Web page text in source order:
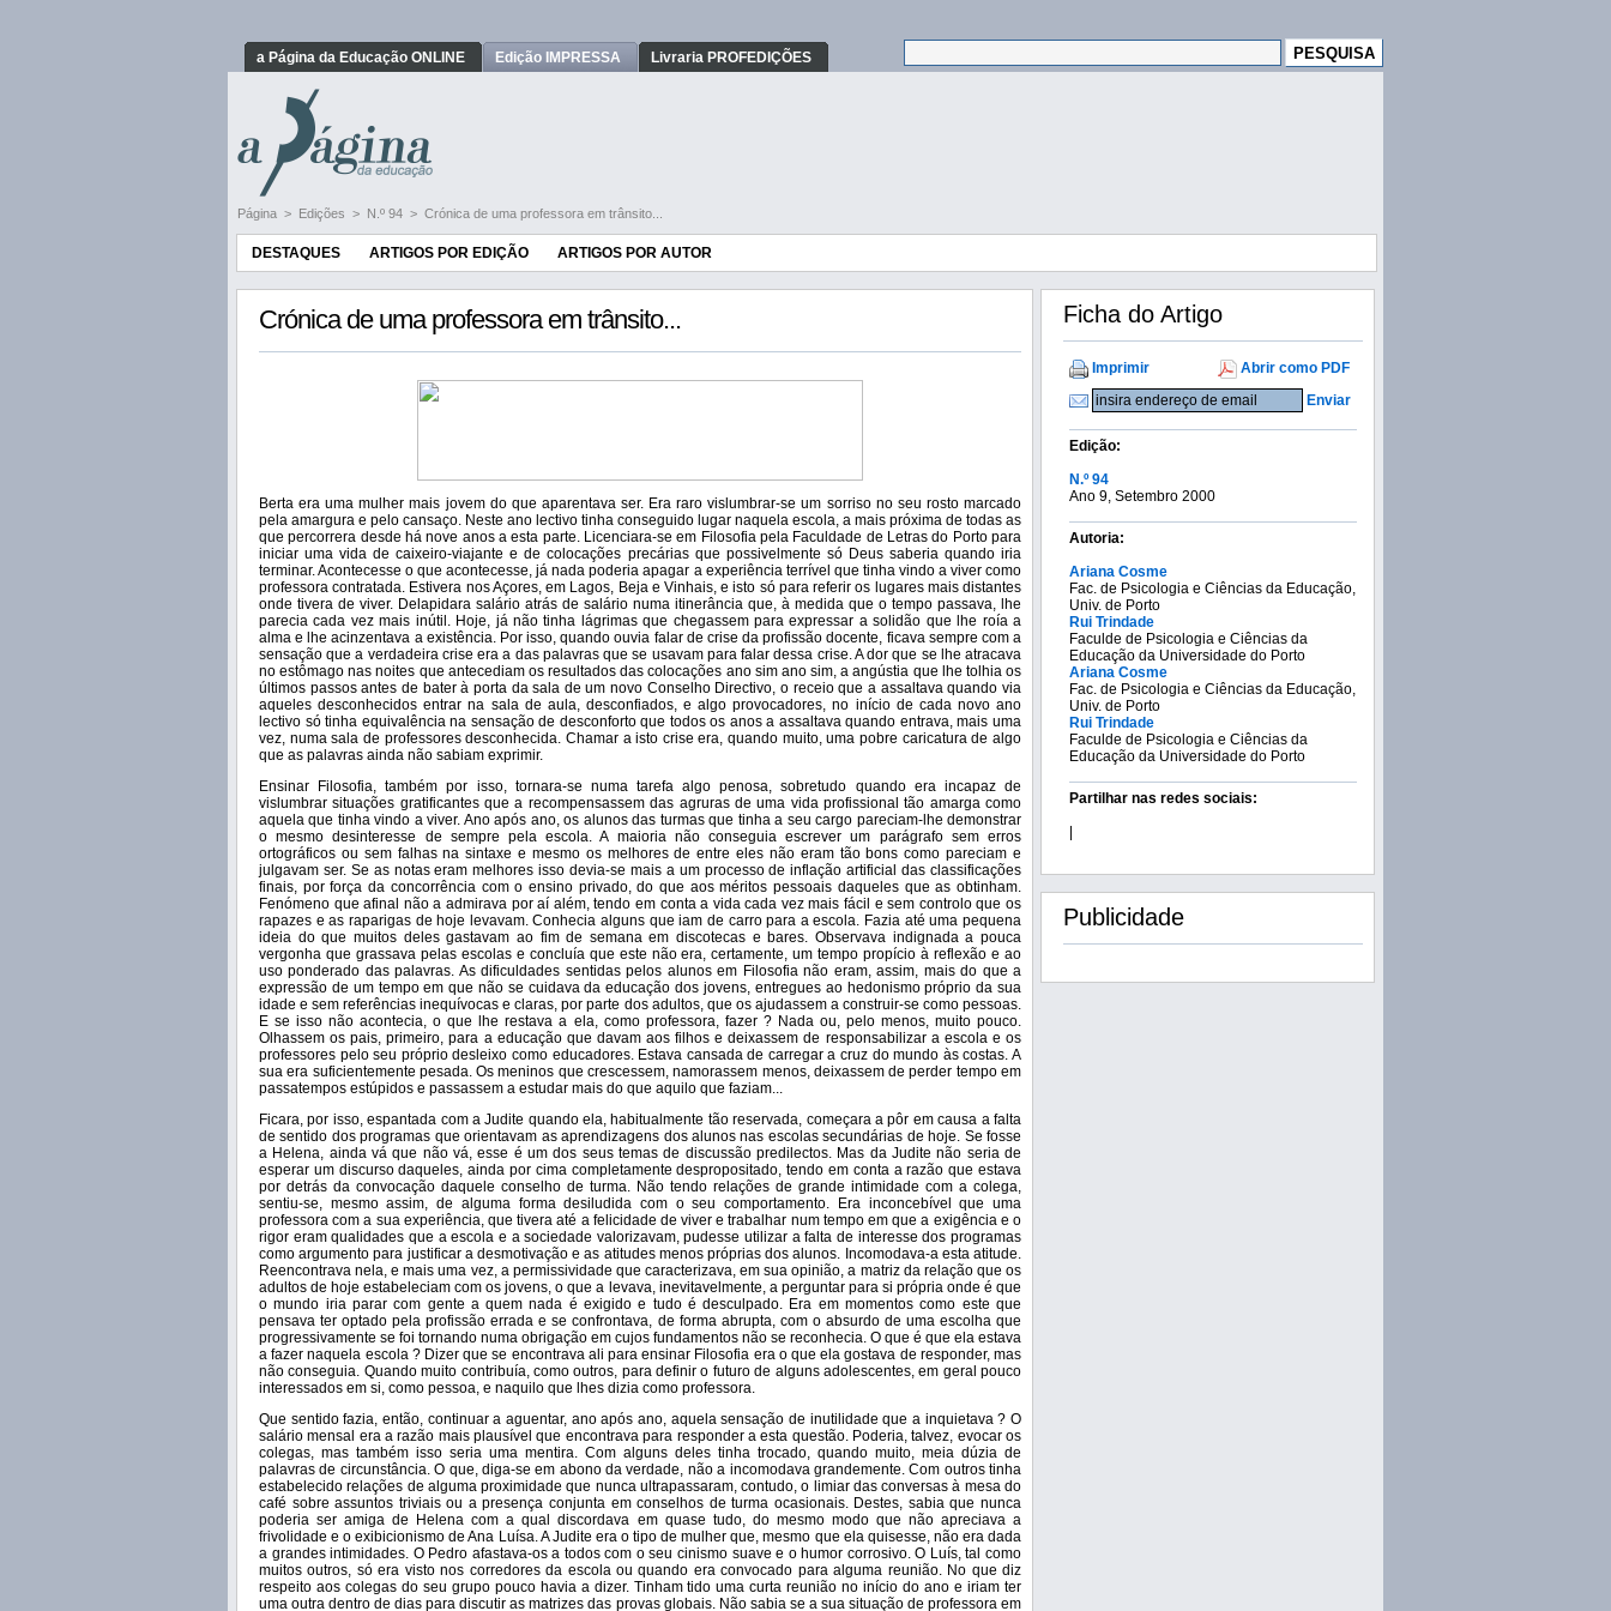
a Página da Educação ONLINE Edição IMPRESSA Livraria PROFEDIÇÕES
Página > Edições > N.º 94 > Crónica de uma professora em trânsito...
DESTAQUES ARTIGOS POR EDIÇÃO ARTIGOS POR AUTOR
Crónica de uma professora em trânsito...
Berta era uma mulher mais jovem do que aparentava ser. Era raro vislumbrar-se um sorriso no seu rosto marcado
pela amargura e pelo cansaço. Neste ano lectivo tinha conseguido lugar naquela escola, a mais próxima de todas as
que percorrera desde há nove anos a esta parte. Licenciara-se em Filosofia pela Faculdade de Letras do Porto para
iniciar uma vida de caixeiro-viajante e de colocações precárias que possivelmente só Deus saberia quando iria
terminar. Acontecesse o que acontecesse, já nada poderia apagar a experiência terrível que tinha vindo a viver como
professora contratada. Estivera nos Açores, em Lagos, Beja e Vinhais, e isto só para referir os lugares mais distantes
onde tivera de viver. Delapidara salário atrás de salário numa itinerância que, à medida que o tempo passava, lhe
parecia cada vez mais inútil. Hoje, já não tinha lágrimas que chegassem para expressar a solidão que lhe roía a
alma e lhe acinzentava a existência. Por isso, quando ouvia falar de crise da profissão docente, ficava sempre com a
sensação que a verdadeira crise era a das palavras que se usavam para falar dessa crise. A dor que se lhe atracava
no estômago nas noites que antecediam os resultados das colocações ano sim ano sim, a angústia que lhe tolhia os
últimos passos antes de bater à porta da sala de um novo Conselho Directivo, o receio que a assaltava quando via
aqueles desconhecidos entrar na sala de aula, desconfiados, e algo provocadores, no início de cada novo ano
lectivo só tinha equivalência na sensação de desconforto que todos os anos a assaltava quando entrava, mais uma
vez, numa sala de professores desconhecida. Chamar a isto crise era, quando muito, uma pobre caricatura de algo
que as palavras ainda não sabiam exprimir.
Ensinar Filosofia, também por isso, tornara-se numa tarefa algo penosa, sobretudo quando era incapaz de
vislumbrar situações gratificantes que a recompensassem das agruras de uma vida profissional tão amarga como
aquela que tinha vindo a viver. Ano após ano, os alunos das turmas que tinha a seu cargo pareciam-lhe demonstrar
o mesmo desinteresse de sempre pela escola. A maioria não conseguia escrever um parágrafo sem erros
ortográficos ou sem falhas na sintaxe e mesmo os melhores de entre eles não eram tão bons como pareciam e
julgavam ser. Se as notas eram melhores isso devia-se mais a um processo de inflação artificial das classificações
finais, por força da concorrência com o ensino privado, do que aos méritos pessoais daqueles que as obtinham.
Fenómeno que afinal não a admirava por aí além, tendo em conta a vida cada vez mais fácil e sem controlo que os
rapazes e as raparigas de hoje levavam. Conhecia alguns que iam de carro para a escola. Fazia até uma pequena
ideia do que muitos deles gastavam ao fim de semana em discotecas e bares. Observava indignada a pouca
vergonha que grassava pelas escolas e concluía que este não era, certamente, um tempo propício à reflexão e ao
uso ponderado das palavras. As dificuldades sentidas pelos alunos em Filosofia não eram, assim, mais do que a
expressão de um tempo em que não se cuidava da educação dos jovens, entregues ao hedonismo próprio da sua
idade e sem referências inequívocas e claras, por parte dos adultos, que os ajudassem a construir-se como pessoas.
E se isso não acontecia, o que lhe restava a ela, como professora, fazer ? Nada ou, pelo menos, muito pouco.
Olhassem os pais, primeiro, para a educação que davam aos filhos e deixassem de responsabilizar a escola e os
professores pelo seu próprio desleixo como educadores. Estava cansada de carregar a cruz do mundo às costas. A
sua era suficientemente pesada. Os meninos que crescessem, namorassem menos, deixassem de perder tempo em
passatempos estúpidos e passassem a estudar mais do que aquilo que faziam...
Ficara, por isso, espantada com a Judite quando ela, habitualmente tão reservada, começara a pôr em causa a falta
de sentido dos programas que orientavam as aprendizagens dos alunos nas escolas secundárias de hoje. Se fosse
a Helena, ainda vá que não vá, esse é um dos seus temas de discussão predilectos. Mas da Judite não seria de
esperar um discurso daqueles, ainda por cima completamente despropositado, tendo em conta a razão que estava
por detrás da convocação daquele conselho de turma. Não tendo relações de grande intimidade com a colega,
sentiu-se, mesmo assim, de alguma forma desiludida com o seu comportamento. Era inconcebível que uma
professora com a sua experiência, que tivera até a felicidade de viver e trabalhar num tempo em que a exigência e o
rigor eram qualidades que a escola e a sociedade valorizavam, pudesse utilizar a falta de interesse dos programas
como argumento para justificar a desmotivação e as atitudes menos próprias dos alunos. Incomodava-a esta atitude.
Reencontrava nela, e mais uma vez, a permissividade que caracterizava, em sua opinião, a matriz da relação que os
adultos de hoje estabeleciam com os jovens, o que a levava, inevitavelmente, a perguntar para si própria onde é que
o mundo iria parar com gente a quem nada é exigido e tudo é desculpado. Era em momentos como este que
pensava ter optado pela profissão errada e se confrontava, de forma abrupta, com o absurdo de uma escolha que
progressivamente se foi tornando numa obrigação em cujos fundamentos não se reconhecia. O que é que ela estava
a fazer naquela escola ? Dizer que se encontrava ali para ensinar Filosofia era o que ela gostava de responder, mas
não conseguia. Quando muito contribuía, como outros, para definir o futuro de alguns adolescentes, em geral pouco
interessados em si, como pessoa, e naquilo que lhes dizia como professora.
Que sentido fazia, então, continuar a aguentar, ano após ano, aquela sensação de inutilidade que a inquietava ? O
salário mensal era a razão mais plausível que encontrava para responder a esta questão. Poderia, talvez, evocar os
colegas, mas também isso seria uma mentira. Com alguns deles tinha trocado, quando muito, meia dúzia de
palavras de circunstância. O que, diga-se em abono da verdade, não a incomodava grandemente. Com outros tinha
estabelecido relações de alguma proximidade que nunca ultrapassaram, contudo, o limiar das conversas à mesa do
café sobre assuntos triviais ou a presença conjunta em conselhos de turma ocasionais. Destes, sabia que nunca
poderia ser amiga de Helena com a qual discordava em quase tudo, do mesmo modo que não apreciava a
frivolidade e o exibicionismo de Ana Luísa. A Judite era o tipo de mulher que, mesmo que ela quisesse, não era dada
a grandes intimidades. O Pedro afastava-os a todos com o seu cinismo suave e o humor corrosivo. O Luís, tal como
muitos outros, só era visto nos corredores da escola ou quando era convocado para alguma reunião. No que diz
respeito aos colegas do seu grupo pouco havia a dizer. Tinham tido uma curta reunião no início do ano e iriam ter
uma outra dentro de dias para discutir as matrizes das provas globais. Não sabia se a sua situação de professora em
Ficha do Artigo
Imprimir
Abrir como PDF
Enviar
Edição:
N.º 94
Ano 9, Setembro 2000
Autoria:
Ariana Cosme
Fac. de Psicologia e Ciências da Educação,
Univ. de Porto
Rui Trindade
Faculde de Psicologia e Ciências da
Educação da Universidade do Porto
Ariana Cosme
Fac. de Psicologia e Ciências da Educação,
Univ. de Porto
Rui Trindade
Faculde de Psicologia e Ciências da
Educação da Universidade do Porto
Partilhar nas redes sociais:
Publicidade